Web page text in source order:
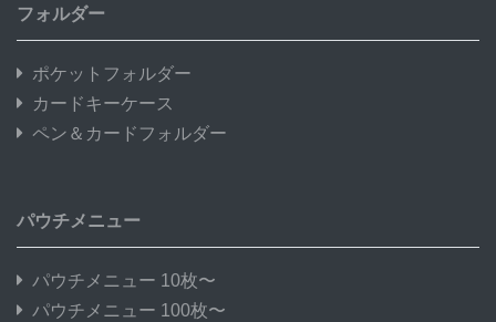
フォルダー
ポケットフォルダー
カードキーケース
ペン＆カードフォルダー
パウチメニュー
パウチメニュー 10枚〜
パウチメニュー 100枚〜